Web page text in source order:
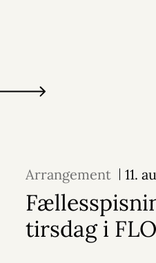
Arrangement 11.
tirsdag i